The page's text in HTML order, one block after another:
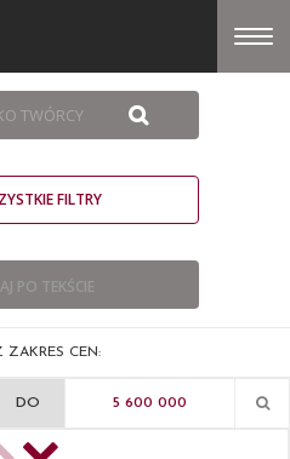
FILTRY
ZAKRES CEN:
DO